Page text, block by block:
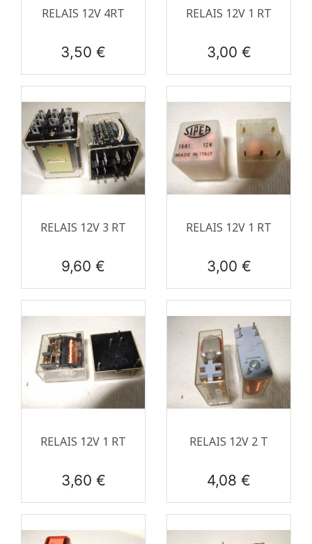
RELAIS 12V 4RT
Prix
3,50 €
RELAIS 12V 1 RT
Prix
3,00 €
RELAIS 12V 3 RT
Prix
9,60 €
RELAIS 12V 1 RT
Prix
3,00 €
RELAIS 12V 1 RT
Prix
3,60 €
RELAIS 12V 2 T
Prix
4,08 €